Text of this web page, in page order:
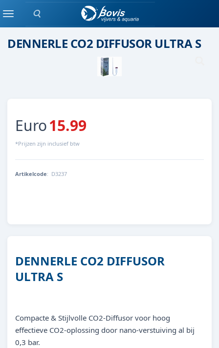
Zoeken
MenuOnderdeel
DENNERLE CO2 DIFFUSOR ULTRA S
Euro15.99
*Prijzen zijn inclusief btw
Artikelcode: D3237
DENNERLE CO2 DIFFUSOR
ULTRA S
Compacte & Stijlvolle CO2-Diffusor voor hoog
effectieve CO2-oplossing door nano-verstuiving al bij
0,3 bar.